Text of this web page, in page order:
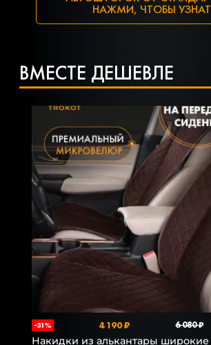
НАЖМИ, ЧТОБЫ
ВМЕСТЕ ДЕШЕВЛЕ
-31% 4 190 ₽ 6 080 ₽
Накидки из алькантары широкие